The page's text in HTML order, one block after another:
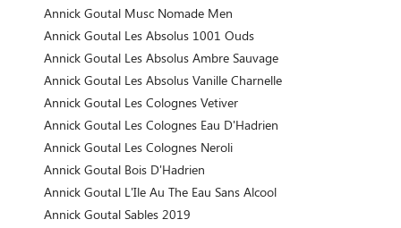
Annick Goutal Musc Nomade Men
Annick Goutal Les Absolus 1001 Ouds
Annick Goutal Les Absolus Ambre Sauvage
Annick Goutal Les Absolus Vanille Charnelle
Annick Goutal Les Colognes Vetiver
Annick Goutal Les Colognes Eau D'Hadrien
Annick Goutal Les Colognes Neroli
Annick Goutal Bois D'Hadrien
Annick Goutal L'Ile Au The Eau Sans Alcool
Annick Goutal Sables 2019